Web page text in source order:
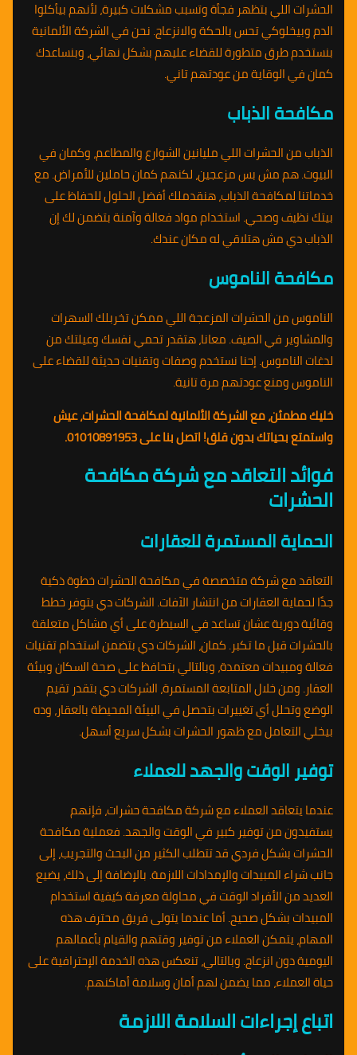
الحشرات اللي بتظهر فجأة وتسبب مشكلات كبيرة، لأنهم بيأكلوا
الدم وبيخلوكي تحس بالحكة والانزعاج. نحن في الشركة الألمانية
بنستخدم طرق متطورة للقضاء عليهم بشكل نهائي، وبنساعدك
كمان في الوقاية من عودتهم تاني.
مكافحة الذباب
الذباب من الحشرات اللي مليانين الشوارع والمطاعم، وكمان في
البيوت. هم مش بس مزعجين، لكنهم كمان حاملين للأمراض. مع
خدماتنا لمكافحة الذباب، هنقدملك أفضل الحلول للحفاظ على
بيتك نظيف وصحي. استخدام مواد فعالة وآمنة بتضمن لك إن
الذباب دي مش هتلاقي له مكان عندك.
مكافحة الناموس
الناموس من الحشرات المزعجة اللي ممكن تخربلك السهرات
والمشاوير في الصيف. معانا، هتقدر تحمي نفسك وعيلتك من
لدغات الناموس. إحنا نستخدم وصفات وتقنيات حديثة للقضاء على
الناموس ومنع عودتهم مرة تانية.
خليك مطمئن، مع الشركة الألمانية لمكافحة الحشرات، عيش
واستمتع بحياتك بدون قلق! اتصل بنا على 01010891953.
فوائد التعاقد مع شركة مكافحة
الحشرات
الحماية المستمرة للعقارات
التعاقد مع شركة متخصصة في مكافحة الحشرات خطوة ذكية
جدًا لحماية العقارات من انتشار الآفات. الشركات دي بتوفر خطط
وقائية دورية عشان تساعد في السيطرة على أي مشاكل متعلقة
بالحشرات قبل ما تكبر. كمان، الشركات دي بتضمن استخدام تقنيات
فعالة ومبيدات معتمدة، وبالتالي بتحافظ على صحة السكان وبيئة
العقار. ومن خلال المتابعة المستمرة، الشركات دي بتقدر تقيم
الوضع وتحلل أي تغييرات بتحصل في البيئة المحيطة بالعقار، وده
بيخلي التعامل مع ظهور الحشرات بشكل سريع أسهل.
توفير الوقت والجهد للعملاء
عندما يتعاقد العملاء مع شركة مكافحة حشرات، فإنهم
يستفيدون من توفير كبير في الوقت والجهد. فعملية مكافحة
الحشرات بشكل فردي قد تتطلب الكثير من البحث والتجريب، إلى
جانب شراء المبيدات والإمدادات اللازمة. بالإضافة إلى ذلك، يضيع
العديد من الأفراد الوقت في محاولة معرفة كيفية استخدام
المبيدات بشكل صحيح. أما عندما يتولى فريق محترف هذه
المهام، يتمكن العملاء من توفير وقتهم والقيام بأعمالهم
اليومية دون انزعاج. وبالتالي، تنعكس هذه الخدمة الإحترافية على
حياة العملاء، مما يضمن لهم أمان وسلامة أماكنهم.
اتباع إجراءات السلامة اللازمة